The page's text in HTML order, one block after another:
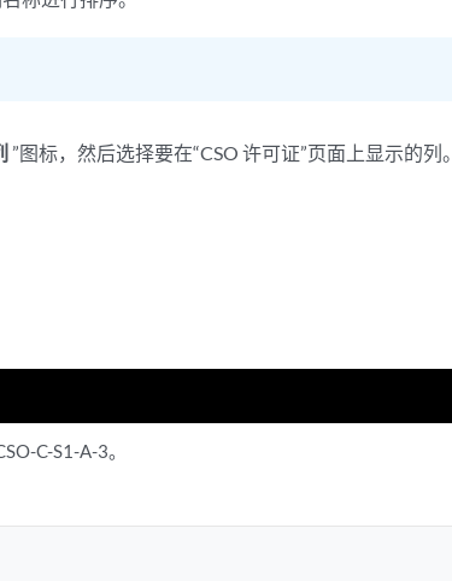
”图标，然后选择要在“CSO 许可证”页面上显示的列。
C-S1-A-3。